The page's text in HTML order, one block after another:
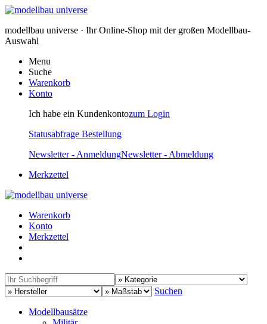
modellbau universe · Ihr Online-Shop mit der großen Modellbau-
Auswahl
Menu
Suche
Warenkorb
Konto
Ich habe ein Kundenkontozum Login
Statusabfrage Bestellung
Newsletter - AnmeldungNewsletter - Abmeldung
Merkzettel
Warenkorb
Konto
Merkzettel
Suchen
Modellbausätze